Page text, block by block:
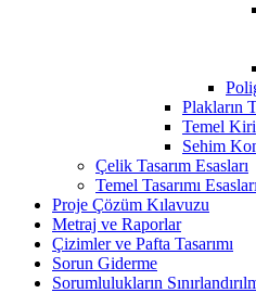
Plakların
Temel
Sehim
Çelik Tasarım Esasları
Temel Tasarımı Esasları
Proje Çözüm Kılavuzu
Metraj ve Raporlar
Çizimler ve Pafta Tasarımı
Sorun Giderme
Sorumlulukların